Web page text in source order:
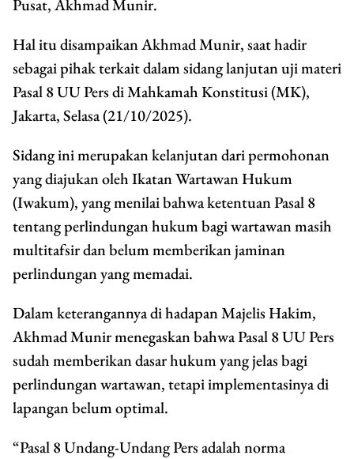
Pusat, Akhmad Munir.
Hal itu disampaikan Akhmad Munir, saat hadir
sebagai pihak terkait dalam sidang lanjutan uji materi
Pasal 8 UU Pers di Mahkamah Konstitusi (MK),
Jakarta, Selasa (21/10/2025).
Sidang ini merupakan kelanjutan dari permohonan
yang diajukan oleh Ikatan Wartawan Hukum
(Iwakum), yang menilai bahwa ketentuan Pasal 8
tentang perlindungan hukum bagi wartawan masih
multitafsir dan belum memberikan jaminan
perlindungan yang memadai.
Dalam keterangannya di hadapan Majelis Hakim,
Akhmad Munir menegaskan bahwa Pasal 8 UU Pers
sudah memberikan dasar hukum yang jelas bagi
perlindungan wartawan, tetapi implementasinya di
lapangan belum optimal.
“Pasal 8 Undang-Undang Pers adalah norma